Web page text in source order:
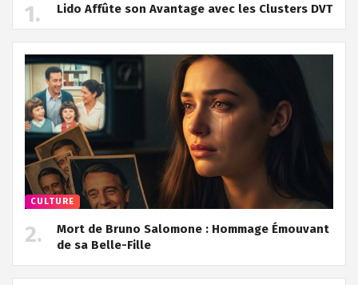
Lido Affûte son Avantage avec les Clusters DVT
CULTURE
Mort de Bruno Salomone : Hommage Émouvant
de sa Belle-Fille